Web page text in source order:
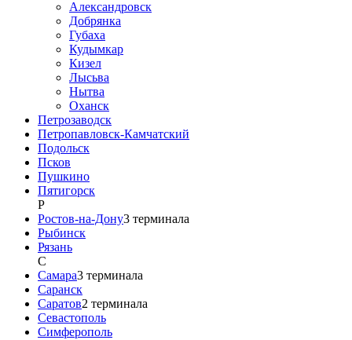
Александровск
Добрянка
Губаха
Кудымкар
Кизел
Лысьва
Нытва
Оханск
Петрозаводск
Петропавловск-Камчатский
Подольск
Псков
Пушкино
Пятигорск
Р
Ростов-на-Дону3 терминала
Рыбинск
Рязань
С
Самара3 терминала
Саранск
Саратов2 терминала
Севастополь
Симферополь